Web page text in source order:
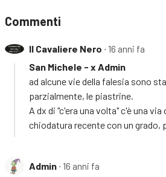
Commenti
Il Cavaliere Nero ∙ 16 anni fa
San Michele - x Admin
ad alcune vie della falesia sono
parzialmente, le piastrine.
A dx di "c'era una volta" c'è una
chiodatura recente con un grado,
Admin ∙ 16 anni fa